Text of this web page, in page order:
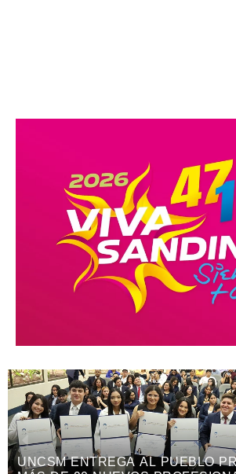
XV FESTIVAL INTERNACIONAL